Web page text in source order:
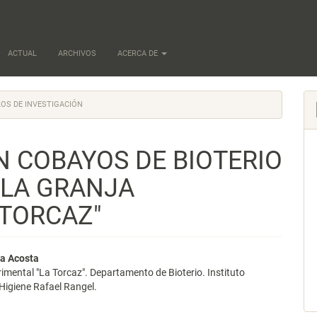
ACTUAL ARCHIVOS ACERCA DE
DE INVESTIGACIÓN
COBAYOS DE BIOTERIO
GRANJA
Acosta
"La Torcaz". Departamento de Bioterio. Instituto
Rafael Rangel.